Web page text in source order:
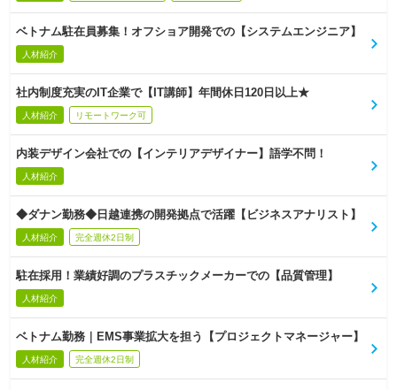
ベトナム駐在員募集！オフショア開発での【システムエンジニア】
人材紹介
社内制度充実のIT企業で【IT講師】年間休日120日以上★
人材紹介 リモートワーク可
内装デザイン会社での【インテリアデザイナー】語学不問！
人材紹介
◆ダナン勤務◆日越連携の開発拠点で活躍【ビジネスアナリスト】
人材紹介 完全週休2日制
駐在採用！業績好調のプラスチックメーカーでの【品質管理】
人材紹介
ベトナム勤務｜EMS事業拡大を担う【プロジェクトマネージャー】
人材紹介 完全週休2日制